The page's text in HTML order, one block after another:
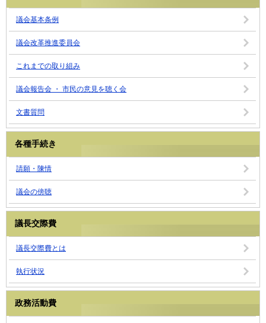
議会基本条例
議会改革推進委員会
これまでの取り組み
議会報告会 ・ 市民の意見を聴く会
文書質問
各種手続き
請願・陳情
議会の傍聴
議長交際費
議長交際費とは
執行状況
政務活動費